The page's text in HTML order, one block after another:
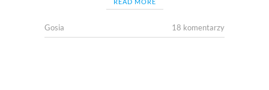
Gosia 18 komentarzy